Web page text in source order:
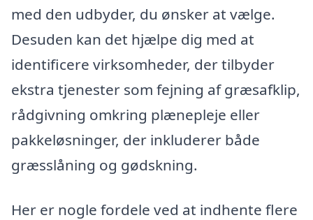
med den udbyder, du ønsker at vælge.
Desuden kan det hjælpe dig med at
identificere virksomheder, der tilbyder
ekstra tjenester som fejning af græsafklip,
rådgivning omkring plænepleje eller
pakkeløsninger, der inkluderer både
græsslåning og gødskning.
Her er nogle fordele ved at indhente flere